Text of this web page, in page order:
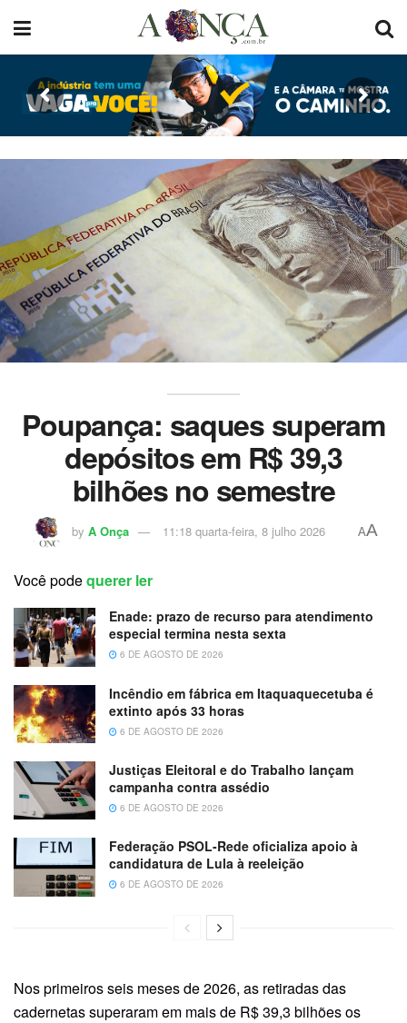
Poupança: saques superam
depósitos em R$ 39,3
bilhões no semestre
by A Onça 11:18 quarta-feira, 8 julho 2026 AA
Você podequerer ler
Enade: prazo de recurso para atendimento
especial termina nesta sexta
6 DE AGOSTO DE 2026
Incêndio em fábrica em Itaquaquecetuba é
extinto após 33 horas
6 DE AGOSTO DE 2026
Justiças Eleitoral e do Trabalho lançam
campanha contra assédio
6 DE AGOSTO DE 2026
Federação PSOL-Rede oficializa apoio à
candidatura de Lula à reeleição
6 DE AGOSTO DE 2026
Nos primeiros seis meses de 2026, as retiradas das
cadernetas superaram em mais de R$ 39,3 bilhões os